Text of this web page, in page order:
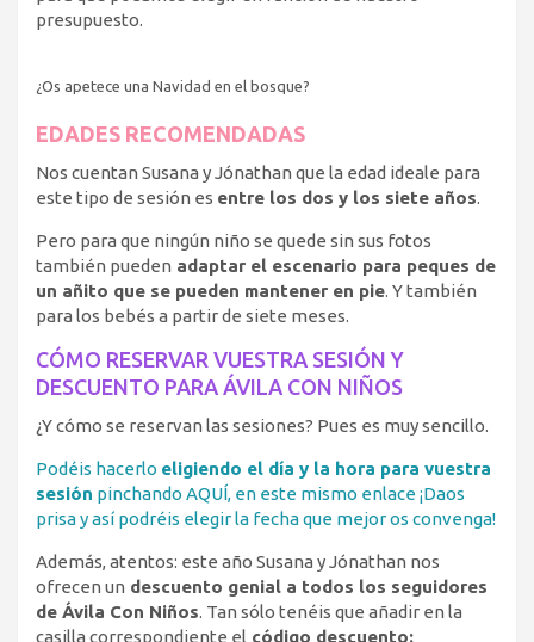
presupuesto.
¿Os apetece una Navidad en el bosque?
EDADES RECOMENDADAS
Nos cuentan Susana y Jónathan que la edad ideale para
este tipo de sesión es entre los dos y los siete años.
Pero para que ningún niño se quede sin sus fotos
también pueden adaptar el escenario para peques de
un añito que se pueden mantener en pie. Y también
para los bebés a partir de siete meses.
CÓMO RESERVAR VUESTRA SESIÓN Y
DESCUENTO PARA ÁVILA CON NIÑOS
¿Y cómo se reservan las sesiones? Pues es muy sencillo.
Podéis hacerlo eligiendo el día y la hora para vuestra
sesión pinchando AQUÍ, en este mismo enlace ¡Daos
prisa y así podréis elegir la fecha que mejor os convenga!
Además, atentos: este año Susana y Jónathan nos
ofrecen un descuento genial a todos los seguidores
de Ávila Con Niños. Tan sólo tenéis que añadir en la
casilla correspondiente el código descuento: